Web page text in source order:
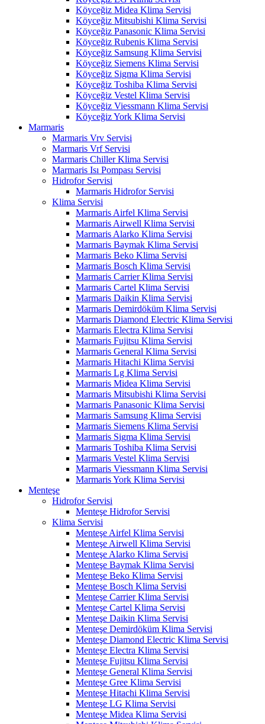
Köyceğiz Midea Klima Servisi
Köyceğiz Mitsubishi Klima Servisi
Köyceğiz Panasonic Klima Servisi
Köyceğiz Rubenis Klima Servisi
Köyceğiz Samsung Klima Servisi
Köyceğiz Siemens Klima Servisi
Köyceğiz Sigma Klima Servisi
Köyceğiz Toshiba Klima Servisi
Köyceğiz Vestel Klima Servisi
Köyceğiz Viessmann Klima Servisi
Köyceğiz York Klima Servisi
Marmaris
Marmaris Vrv Servisi
Marmaris Vrf Servisi
Marmaris Chiller Klima Servisi
Marmaris Isı Pompası Servisi
Hidrofor Servisi
Marmaris Hidrofor Servisi
Klima Servisi
Marmaris Airfel Klima Servisi
Marmaris Airwell Klima Servisi
Marmaris Alarko Klima Servisi
Marmaris Baymak Klima Servisi
Marmaris Beko Klima Servisi
Marmaris Bosch Klima Servisi
Marmaris Carrier Klima Servisi
Marmaris Cartel Klima Servisi
Marmaris Daikin Klima Servisi
Marmaris Demirdöküm Klima Servisi
Marmaris Diamond Electric Klima Servisi
Marmaris Electra Klima Servisi
Marmaris Fujitsu Klima Servisi
Marmaris General Klima Servisi
Marmaris Hitachi Klima Servisi
Marmaris Lg Klima Servisi
Marmaris Midea Klima Servisi
Marmaris Mitsubishi Klima Servisi
Marmaris Panasonic Klima Servisi
Marmaris Samsung Klima Servisi
Marmaris Siemens Klima Servisi
Marmaris Sigma Klima Servisi
Marmaris Toshiba Klima Servisi
Marmaris Vestel Klima Servisi
Marmaris Viessmann Klima Servisi
Marmaris York Klima Servisi
Menteşe
Hidrofor Servisi
Menteşe Hidrofor Servisi
Klima Servisi
Menteşe Airfel Klima Servisi
Menteşe Airwell Klima Servisi
Menteşe Alarko Klima Servisi
Menteşe Baymak Klima Servisi
Menteşe Beko Klima Servisi
Menteşe Bosch Klima Servisi
Menteşe Carrier Klima Servisi
Menteşe Cartel Klima Servisi
Menteşe Daikin Klima Servisi
Menteşe Demirdöküm Klima Servisi
Menteşe Diamond Electric Klima Servisi
Menteşe Electra Klima Servisi
Menteşe Fujitsu Klima Servisi
Menteşe General Klima Servisi
Menteşe Gree Klima Servisi
Menteşe Hitachi Klima Servisi
Menteşe LG Klima Servisi
Menteşe Midea Klima Servisi